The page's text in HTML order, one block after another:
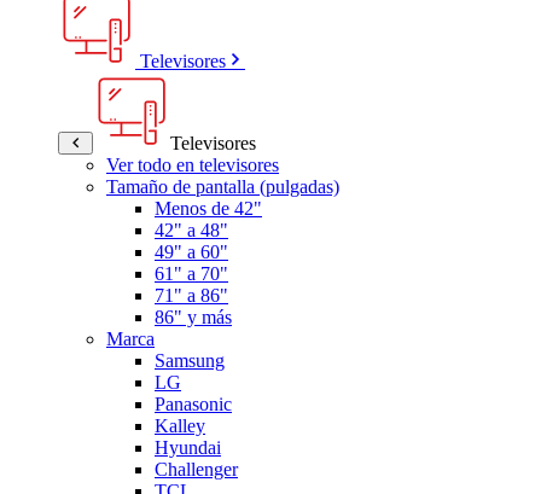
Televisores
Televisores
Ver todo en televisores
Tamaño de pantalla (pulgadas)
Menos de 42"
42" a 48"
49" a 60"
61" a 70"
71" a 86"
86" y más
Marca
Samsung
LG
Panasonic
Kalley
Hyundai
Challenger